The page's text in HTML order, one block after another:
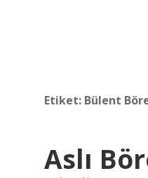
Etiket: Bülent
Aslı